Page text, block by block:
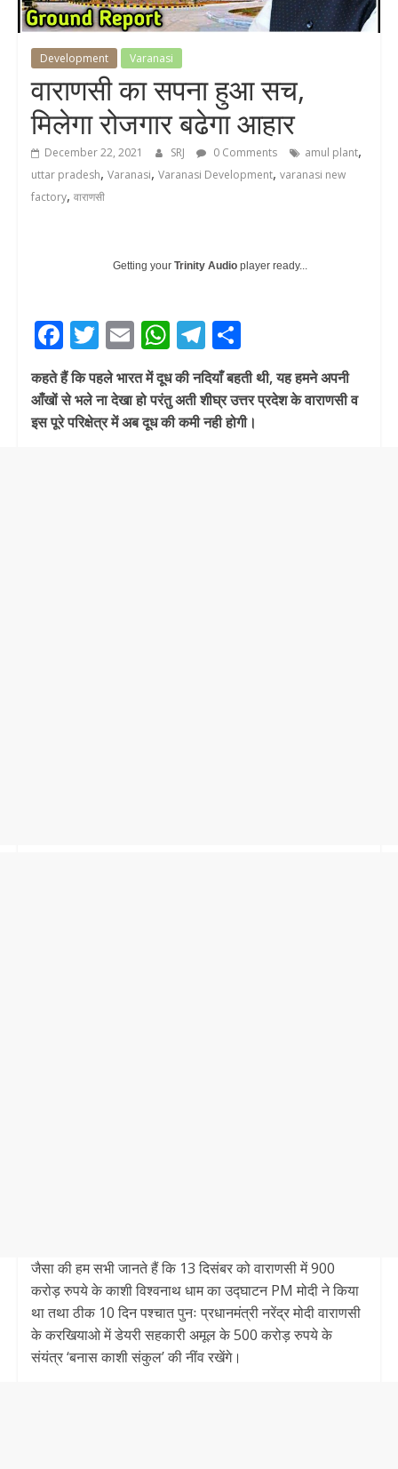
Development Varanasi
वाराणसी का सपना हुआ सच,
मिलेगा रोजगार बढेगा आहार
December 22, 2021 SRJ 0 Comments amul plant,
uttar pradesh, Varanasi, Varanasi Development, varanasi new
factory, वाराणसी
Getting your Trinity Audioplayer ready...
F
ac
e
b
T
w
itt
er
E
m
ai
l
W
h
at
s
T
el
e
gr
S
h
ar
e
कहते हैं कि पहले भारत में दूध की नदियाँ बहती थी, यह हमने अपनी
आँखों से भले ना देखा हो परंतु अती शीघ्र उत्तर प्रदेश के वाराणसी व
इस पूरे परिक्षेत्र में अब दूध की कमी नही होगी।
जैसा की हम सभी जानते हैं कि 13 दिसंबर को वाराणसी में 900
करोड़ रुपये के काशी विश्वनाथ धाम का उद्घाटन PM मोदी ने किया
था तथा ठीक 10 दिन पश्चात पुनः प्रधानमंत्री नरेंद्र मोदी वाराणसी
के करखियाओ में डेयरी सहकारी अमूल के 500 करोड़ रुपये के
संयंत्र ‘बनास काशी संकुल’ की नींव रखेंगे।